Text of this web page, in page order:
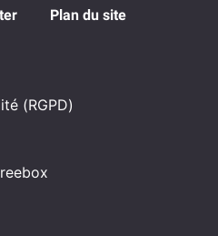
Plan du site
(RGPD)